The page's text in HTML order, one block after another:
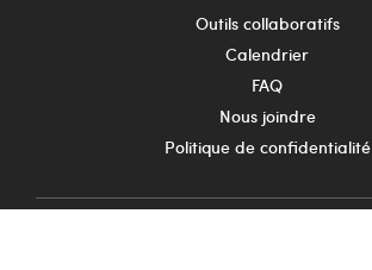
Outils collaboratifs
Calendrier
FAQ
Nous joindre
Politique de confidentialité